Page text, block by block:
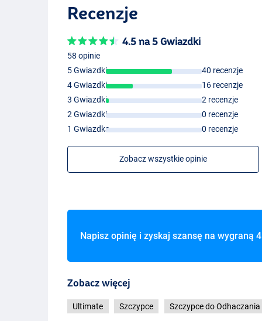
Recenzje
4.5 na 5 Gwiazdki
58 opinie
5 Gwiazdki
40 recenzje
4 Gwiazdki
16 recenzje
3 Gwiazdki
2 recenzje
2 Gwiazdki
0 recenzje
1 Gwiazdka
0 recenzje
Zobacz wszystkie opinie
Napisz opinię i zyskaj szansę na wygraną
Zobacz więcej
Ultimate Szczypce Szczypce do Odhaczania